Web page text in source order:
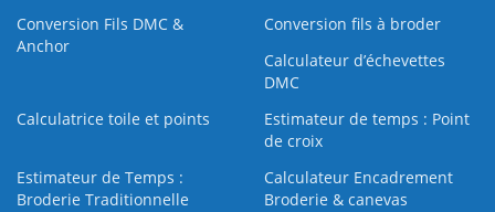
Conversion Fils DMC &
Anchor
Conversion fils à broder
Calculateur d’échevettes
DMC
Calculatrice toile et points
Estimateur de temps : Point
de croix
Estimateur de Temps :
Broderie Traditionnelle
Calculateur Encadrement
Broderie & canevas